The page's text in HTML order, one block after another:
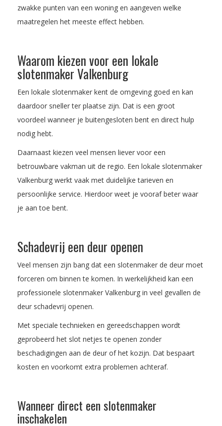
zwakke punten van een woning en aangeven welke
maatregelen het meeste effect hebben.
Waarom kiezen voor een lokale
slotenmaker Valkenburg
Een lokale slotenmaker kent de omgeving goed en kan
daardoor sneller ter plaatse zijn. Dat is een groot
voordeel wanneer je buitengesloten bent en direct hulp
nodig hebt.
Daarnaast kiezen veel mensen liever voor een
betrouwbare vakman uit de regio. Een lokale slotenmaker
Valkenburg werkt vaak met duidelijke tarieven en
persoonlijke service. Hierdoor weet je vooraf beter waar
je aan toe bent.
Schadevrij een deur openen
Veel mensen zijn bang dat een slotenmaker de deur moet
forceren om binnen te komen. In werkelijkheid kan een
professionele slotenmaker Valkenburg in veel gevallen de
deur schadevrij openen.
Met speciale technieken en gereedschappen wordt
geprobeerd het slot netjes te openen zonder
beschadigingen aan de deur of het kozijn. Dat bespaart
kosten en voorkomt extra problemen achteraf.
Wanneer direct een slotenmaker
inschakelen